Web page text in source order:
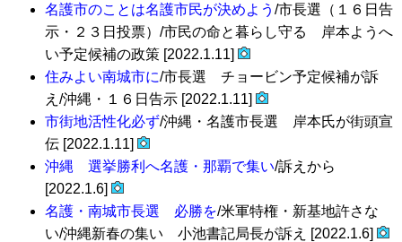
名護市のことは名護市民が決めよう /市長選（１６日告
示・２３日投票）/市民の命と暮らし守る 岸本ようへ
い予定候補の政策 [2022.1.11]
住みよい南城市に/市長選 チョービン予定候補が訴
え/沖縄・１６日告示 [2022.1.11]
市街地活性化必ず/沖縄・名護市長選 岸本氏が街頭宣
伝 [2022.1.11]
沖縄 選挙勝利へ名護・那覇で集い/訴えから
[2022.1.6]
名護・南城市長選 必勝を/米軍特権・新基地許さな
い/沖縄新春の集い 小池書記局長が訴え [2022.1.6]